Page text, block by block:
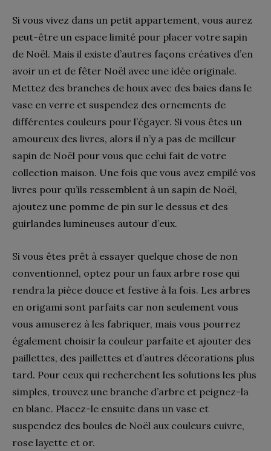
Si vous vivez dans un petit appartement, vous aurez
peut-être un espace limité pour placer votre sapin
de Noël. Mais il existe d’autres façons créatives d’en
avoir un et de fêter Noël avec une idée originale.
Mettez des branches de houx avec des baies dans le
vase en verre et suspendez des ornements de
différentes couleurs pour l’égayer. Si vous êtes un
amoureux des livres, alors il n’y a pas de meilleur
sapin de Noël pour vous que celui fait de votre
collection maison. Une fois que vous avez empilé vos
livres pour qu’ils ressemblent à un sapin de Noël,
ajoutez une pomme de pin sur le dessus et des
guirlandes lumineuses autour d’eux.
Si vous êtes prêt à essayer quelque chose de non
conventionnel, optez pour un faux arbre rose qui
rendra la pièce douce et festive à la fois. Les arbres
en origami sont parfaits car non seulement vous
vous amuserez à les fabriquer, mais vous pourrez
également choisir la couleur parfaite et ajouter des
paillettes, des paillettes et d’autres décorations plus
tard. Pour ceux qui recherchent les solutions les plus
simples, trouvez une branche d’arbre et peignez-la
en blanc. Placez-le ensuite dans un vase et
suspendez des boules de Noël aux couleurs cuivre,
rose layette et or.